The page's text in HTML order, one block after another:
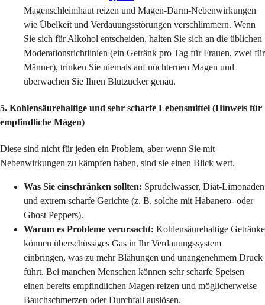
Magenschleimhaut reizen und Magen-Darm-Nebenwirkungen
wie Übelkeit und Verdauungsstörungen verschlimmern. Wenn
Sie sich für Alkohol entscheiden, halten Sie sich an die üblichen
Moderationsrichtlinien (ein Getränk pro Tag für Frauen, zwei für
Männer), trinken Sie niemals auf nüchternen Magen und
überwachen Sie Ihren Blutzucker genau.
5. Kohlensäurehaltige und sehr scharfe Lebensmittel (Hinweis für
empfindliche Mägen)
Diese sind nicht für jeden ein Problem, aber wenn Sie mit
Nebenwirkungen zu kämpfen haben, sind sie einen Blick wert.
Was Sie einschränken sollten: Sprudelwasser, Diät-Limonaden
und extrem scharfe Gerichte (z. B. solche mit Habanero- oder
Ghost Peppers).
Warum es Probleme verursacht: Kohlensäurehaltige Getränke
können überschüssiges Gas in Ihr Verdauungssystem
einbringen, was zu mehr Blähungen und unangenehmem Druck
führt. Bei manchen Menschen können sehr scharfe Speisen
einen bereits empfindlichen Magen reizen und möglicherweise
Bauchschmerzen oder Durchfall auslösen.